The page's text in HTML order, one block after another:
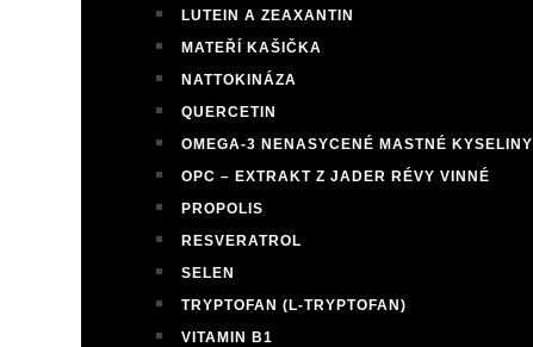
LUTEIN A ZEAXANTIN
MATEŘÍ KAŠIČKA
NATTOKINÁZA
QUERCETIN
OMEGA-3 NENASYCENÉ MASTNÉ KYSELINY
OPC – EXTRAKT Z JADER RÉVY VINNÉ
PROPOLIS
RESVERATROL
SELEN
TRYPTOFAN (L-TRYPTOFAN)
VITAMIN B1